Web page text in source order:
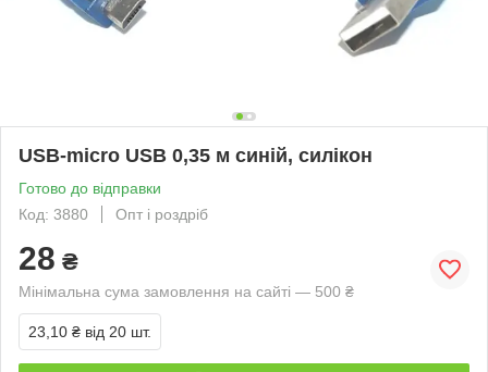
USB-micro USB 0,35 м синій, силікон
Готово до відправки
Код: 3880
Опт і роздріб
28 ₴
Мінімальна сума замовлення на сайті — 500 ₴
23,10 ₴ від 20 шт.